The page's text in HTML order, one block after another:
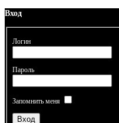
Вход
Логин
Пароль
Запомнить меня